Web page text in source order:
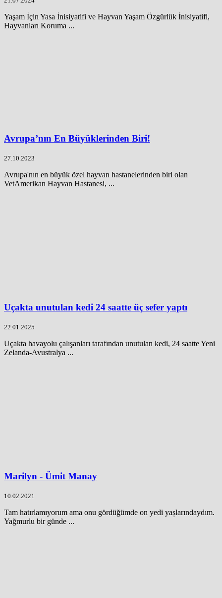
Yaşam İçin Yasa İnisiyatifi ve Hayvan Yaşam Özgürlük İnisiyatifi,
Hayvanları Koruma ...
Avrupa’nın En Büyüklerinden Biri!
27.10.2023
Avrupa'nın en büyük özel hayvan hastanelerinden biri olan
VetAmerikan Hayvan Hastanesi, ...
Uçakta unutulan kedi 24 saatte üç sefer yaptı
22.01.2025
Uçakta havayolu çalışanları tarafından unutulan kedi, 24 saatte Yeni
Zelanda-Avustralya ...
Marilyn - Ümit Manay
10.02.2021
Tam hatırlamıyorum ama onu gördüğümde on yedi yașlarındaydım.
Yağmurlu bir günde ...